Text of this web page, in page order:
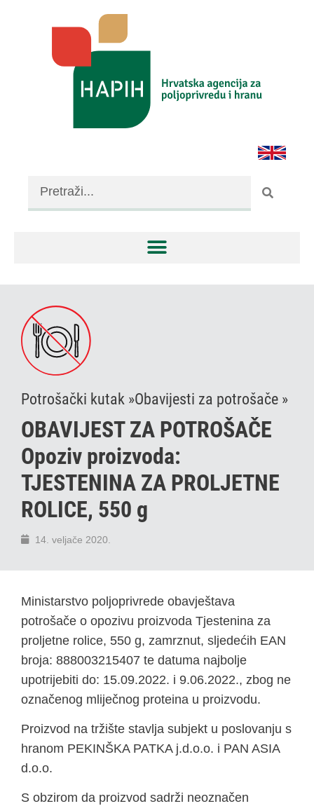
Potrošački kutak »Obavijesti za potrošače »
OBAVIJEST ZA POTROŠAČE
Opoziv proizvoda:
TJESTENINA ZA PROLJETNE
ROLICE, 550 g
14. veljače 2020.
Ministarstvo poljoprivrede obavještava
potrošače o opozivu proizvoda Tjestenina za
proljetne rolice, 550 g, zamrznut, sljedećih EAN
broja: 888003215407 te datuma najbolje
upotrijebiti do: 15.09.2022. i 9.06.2022., zbog ne
označenog mliječnog proteina u proizvodu.
Proizvod na tržište stavlja subjekt u poslovanju s
hranom PEKINŠKA PATKA j.d.o.o. i PAN ASIA
d.o.o.
S obzirom da proizvod sadrži neoznačen